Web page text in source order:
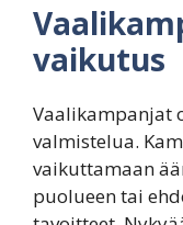
vaikutus
Vaalikampanjat
valmistelua.
vaikuttamaan
puolueen tai